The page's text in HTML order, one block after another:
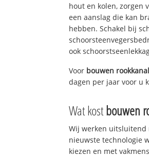
hout en kolen, zorgen
een aanslag die kan
hebben. Schakel bij
ook
Voor bouwen
dagen per jaar voor u
Wat kostbouwen
Wij werken uitsluitend
nieuwste technologie
kiezen en met